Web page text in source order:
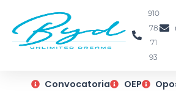
contenido
910
78
71
93
Convocatoria OEP